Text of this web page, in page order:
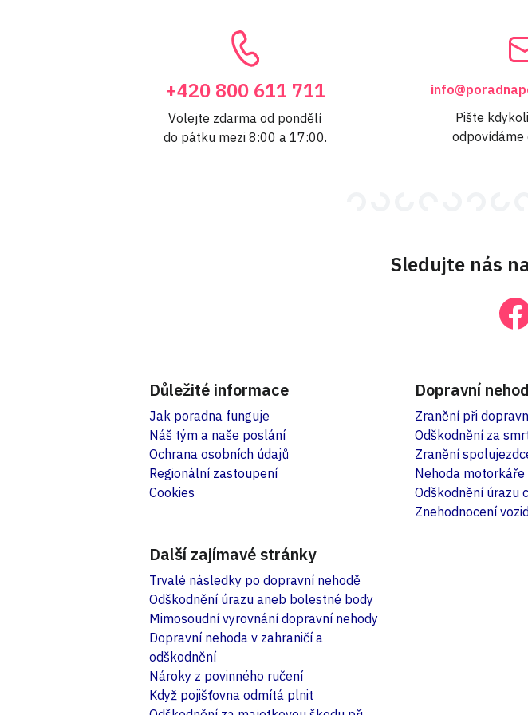
+420 800 611 711
Volejte zdarma od pondělí
do pátku mezi 8:00 a 17:00.
Pište
odpovídáme
Sledujte nás
Důležité informace
Jak poradna funguje
Náš tým a naše poslání
Ochrana osobních údajů
Regionální zastoupení
Cookies
Dopravní
Zranění při
Odškodnění za
Zranění
Nehoda
Odškodnění úrazu
Znehodnocení
Další zajímavé stránky
Trvalé následky po dopravní nehodě
Odškodnění úrazu aneb bolestné body
Mimosoudní vyrovnání dopravní nehody
Dopravní nehoda v zahraničí a
odškodnění
Nároky z povinného ručení
Když pojišťovna odmítá plnit